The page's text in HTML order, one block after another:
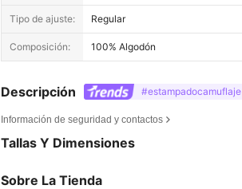
Tipo de ajuste: Regular
Composición: 100% Algodón
Descripción #estampadocamuflaje
Información de seguridad y contactos
Tallas Y Dimensiones
Sobre La Tienda
4,86